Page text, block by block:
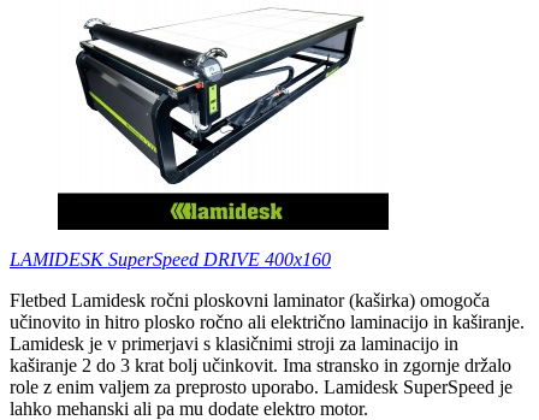
LAMIDESK SuperSpeed DRIVE 400x160
Fletbed Lamidesk ročni ploskovni laminator (kaširka) omogoča
učinovito in hitro plosko ročno ali električno laminacijo in kaširanje.
Lamidesk je v primerjavi s klasičnimi stroji za laminacijo in
kaširanje 2 do 3 krat bolj učinkovit. Ima stransko in zgornje držalo
role z enim valjem za preprosto uporabo. Lamidesk SuperSpeed je
lahko mehanski ali pa mu dodate elektro motor.